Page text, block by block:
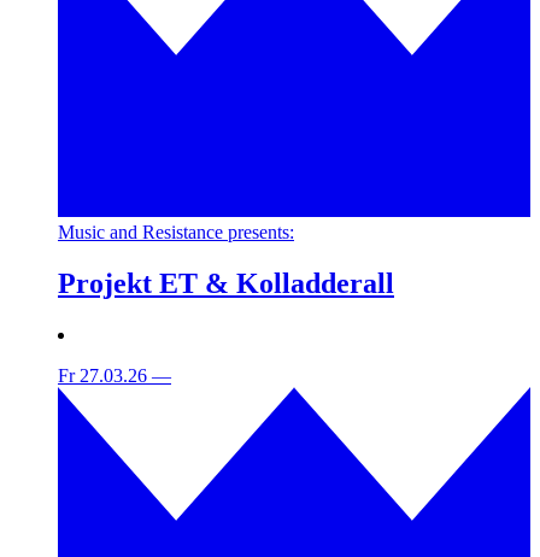
Music and Resistance presents:
Projekt ET & Kolladderall
Fr 27.03.26 —